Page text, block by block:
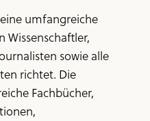
umfangreiche
Wissenschaftler,
sowie alle
richtet. Die
Fachbücher,